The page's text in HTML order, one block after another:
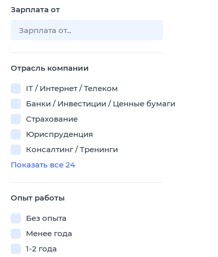
Зарплата от
Отрасль компании
IT / Интернет / Телеком
Банки / Инвестиции / Ценные бумаги
Страхование
Юриспруденция
Консалтинг / Тренинги
Показать все 24
Опыт работы
Без опыта
Менее года
1-2 года